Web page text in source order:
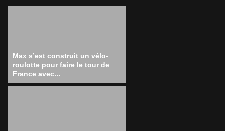
Max s’est construit un vélo-
roulotte pour faire le tour de
France avec...